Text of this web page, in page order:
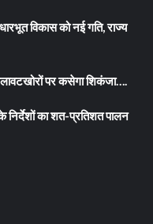
विकास को नई गति, राज्य
पर कसेगा शिकंजा….
निर्देशों का शत-प्रतिशत पालन